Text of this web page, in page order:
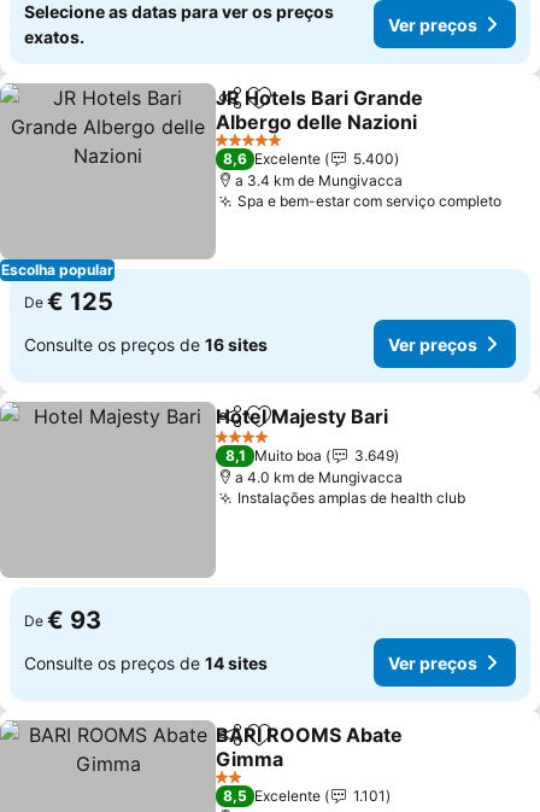
Selecione as datas para ver os preços
exatos.
Ver preços
Escolha popular
PartilharAdicionar aos favoritos
JR Hotels Bari Grande
Albergo delle Nazioni
Ver preços
5 Estrelas
8,6 Excelente
5.400
a 3.4 km de Mungivacca
Spa e bem-estar com serviço completoVer
De € 125
Consulte os preços de 16 sites Ver preços
PartilharAdicionar aos favoritos
Hotel Majesty Bari
4 Estrelas
8,1 Muito boa
3.649
a 4.0 km de Mungivacca
Instalações amplas de health clubVer
De € 93
Consulte os preços de 14 sites Ver preços
PartilharAdicionar aos favoritos
BARI ROOMS Abate
Gimma
Ver preços
2 Estrelas
8,5 Excelente
1.101